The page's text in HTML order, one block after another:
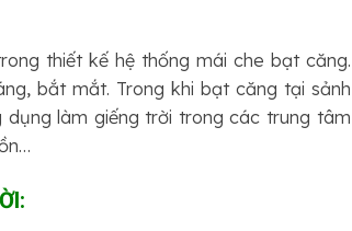
thiết kế hệ thống mái che bạt căng.
bắt mắt. Trong khi bạt căng tại sảnh
làm giếng trời trong các trung tâm